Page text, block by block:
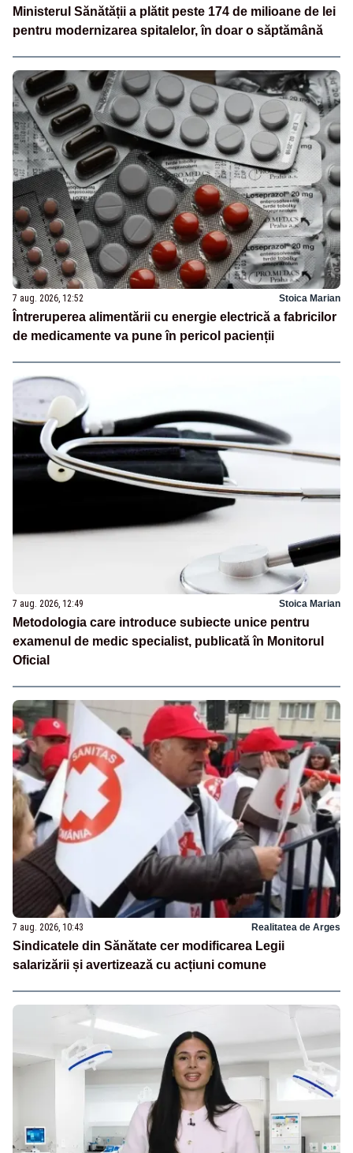
Ministerul Sănătății a plătit peste 174 de milioane de lei
pentru modernizarea spitalelor, în doar o săptămână
7 aug. 2026, 12:52 Stoica Marian
Întreruperea alimentării cu energie electrică a fabricilor
de medicamente va pune în pericol pacienții
7 aug. 2026, 12:49 Stoica Marian
Metodologia care introduce subiecte unice pentru
examenul de medic specialist, publicată în Monitorul
Oficial
7 aug. 2026, 10:43 Realitatea de Arges
Sindicatele din Sănătate cer modificarea Legii
salarizării și avertizează cu acțiuni comune